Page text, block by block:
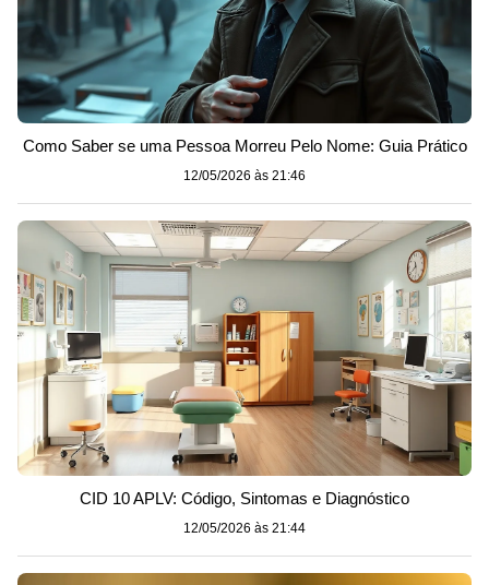
Como Saber se uma Pessoa Morreu Pelo Nome: Guia Prático
12/05/2026 às 21:46
CID 10 APLV: Código, Sintomas e Diagnóstico
12/05/2026 às 21:44